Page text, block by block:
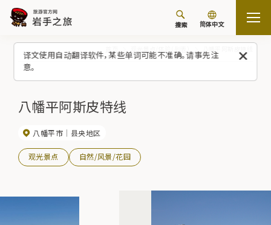
译文使用自动翻译软件，某些单词可能不准确。请事先注
意。
搜索 简体中文
八幡平阿斯皮特线
八幡平市 县央地区
观光景点 自然/风景/花园